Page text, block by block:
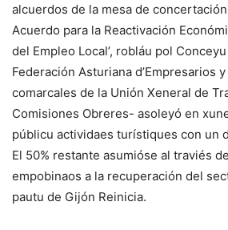
alcuerdos de la mesa de concertación
Acuerdo para la Reactivación
del Empleo Local’, robláu pol
Federación Asturiana d’Empresarios
comarcales de la Unión Xeneral de
Comisiones Obreres- asoleyó en
públicu actividaes turístiques con un
El 50% restante asumióse al traviés
empobinaos a la recuperación del
pautu de Gijón Reinicia.